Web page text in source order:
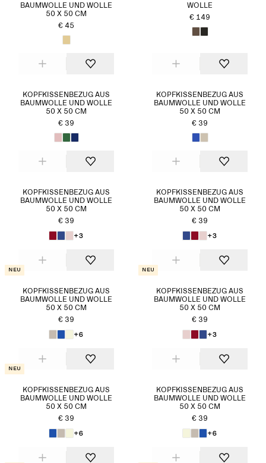
BAUMWOLLE UND WOLLE
50 X 50 CM
€ 45
WOLLE
€ 149
KOPFKISSENBEZUG AUS
BAUMWOLLE UND WOLLE
50 X 50 CM
€ 39
KOPFKISSENBEZUG AUS
BAUMWOLLE UND WOLLE
50 X 50 CM
€ 39
KOPFKISSENBEZUG AUS
BAUMWOLLE UND WOLLE
50 X 50 CM
€ 39
+3
KOPFKISSENBEZUG AUS
BAUMWOLLE UND WOLLE
50 X 50 CM
€ 39
+3
Neu
KOPFKISSENBEZUG AUS
BAUMWOLLE UND WOLLE
50 X 50 CM
€ 39
+6
Neu
KOPFKISSENBEZUG AUS
BAUMWOLLE UND WOLLE
50 X 50 CM
€ 39
+3
Neu
KOPFKISSENBEZUG AUS
BAUMWOLLE UND WOLLE
50 X 50 CM
€ 39
+6
KOPFKISSENBEZUG AUS
BAUMWOLLE UND WOLLE
50 X 50 CM
€ 39
+6